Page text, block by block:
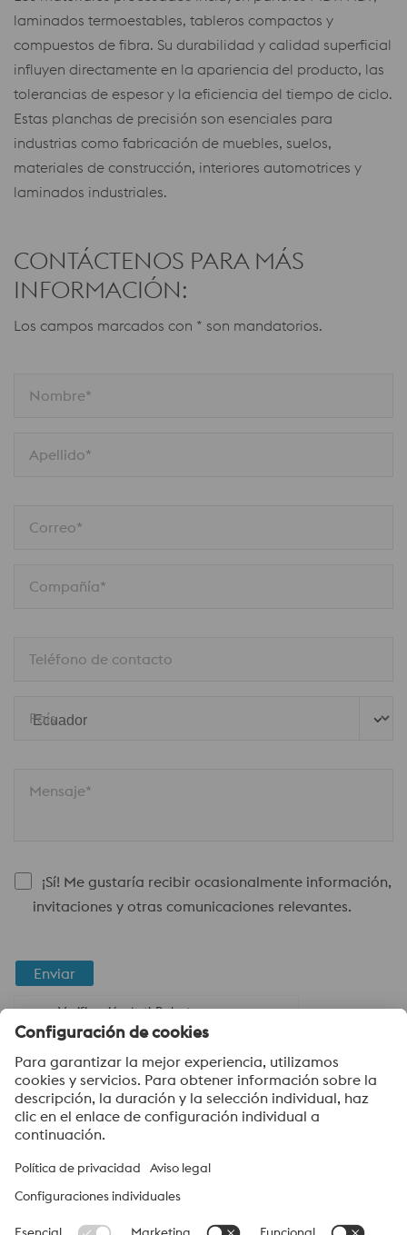
laminados termoestables, tableros compactos y
compuestos de fibra. Su durabilidad y calidad superficial
influyen directamente en la apariencia del producto, las
tolerancias de espesor y la eficiencia del tiempo de ciclo.
Estas planchas de precisión son esenciales para
industrias como fabricación de muebles, suelos,
materiales de construcción, interiores automotrices y
laminados industriales.
CONTÁCTENOS PARA MÁS
INFORMACIÓN:
Los campos marcados con * son mandatorios.
Nombre*
Apellido*
Correo*
Compañía*
Teléfono de contacto
País
Mensaje*
¡Sí! Me gustaría recibir ocasionalmente información,
invitaciones y otras comunicaciones relevantes.
Enviar
Verificación Anti-Robot
Haga clic para iniciar la verificación
voestalpine High Performance Metals del Ecuador S.A.
parte del grupo líder de High Performance Metals Division en el
se enfoca en segmentos de productos tecnológicamente